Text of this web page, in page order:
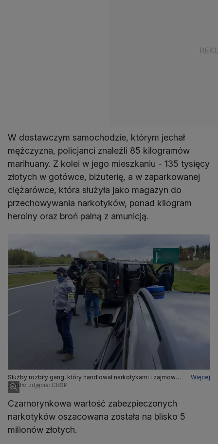
W dostawczym samochodzie, którym jechał
mężczyzna, policjanci znaleźli 85 kilogramów
marihuany. Z kolei w jego mieszkaniu - 135 tysięcy
złotych w gotówce, biżuterię, a w zaparkowanej
ciężarówce, która służyła jako magazyn do
przechowywania narkotyków, ponad kilogram
heroiny oraz broń palną z amunicją.
Służby rozbiły gang, który handlował narkotykami i zajmował
się włamaniami
Więcej
Źródło zdjęcia: CBŚP
Czarnorynkowa wartość zabezpieczonych
narkotyków oszacowana została na blisko 5
milionów złotych.